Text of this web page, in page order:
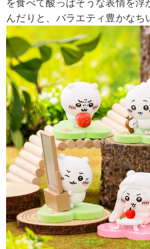
を食べて酸っぱそうな表情を浮
んだりと、バラエティ豊かなち